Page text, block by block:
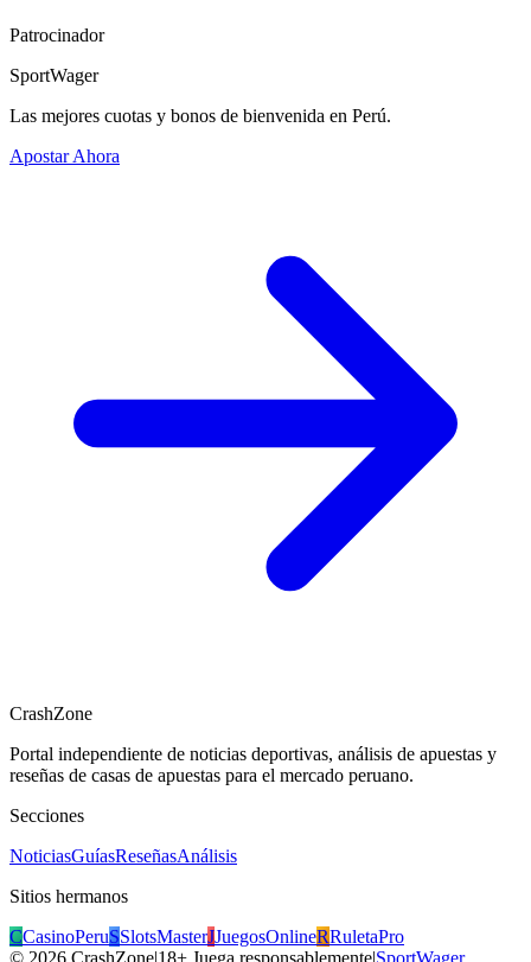
Patrocinador
SportWager
Las mejores cuotas y bonos de bienvenida en Perú.
Apostar Ahora
CrashZone
Portal independiente de noticias deportivas, análisis de apuestas y
reseñas de casas de apuestas para el mercado peruano.
Secciones
NoticiasGuíasReseñasAnálisis
Sitios hermanos
CCasinoPeruSSlotsMasterJJuegosOnlineRRuletaPro